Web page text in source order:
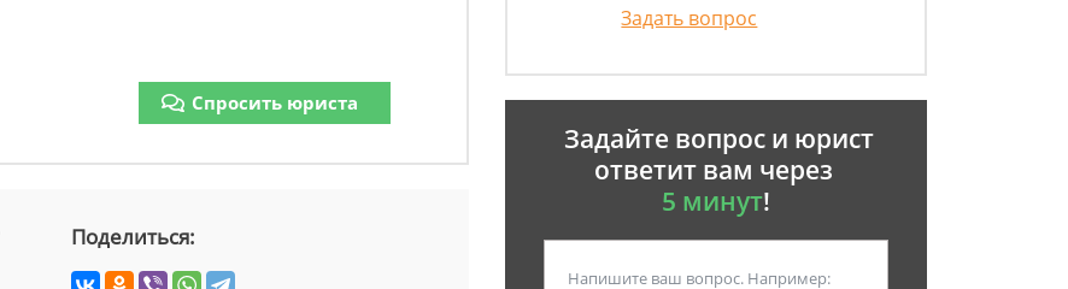
Спросить юриста
Поделиться:
Задать вопрос
Задайте вопрос и юрист
ответит вам через
5 минут!